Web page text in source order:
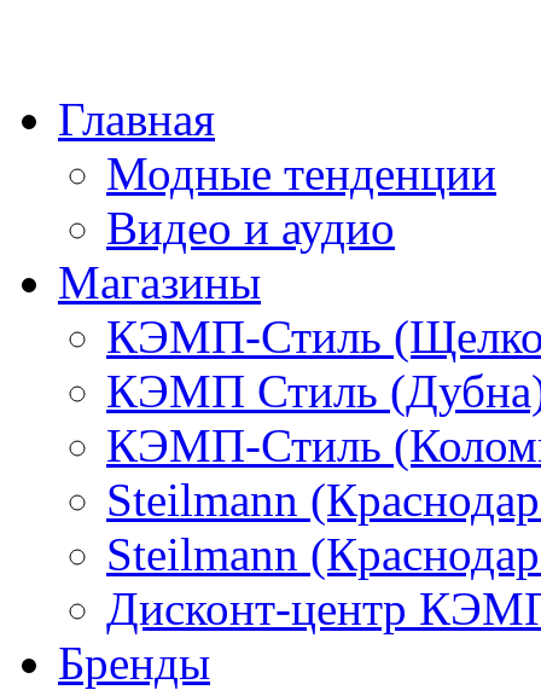
Главная
Модные тенденции
Видео и аудио
Магазины
КЭМП-Стиль
КЭМП Стиль
КЭМП-Стиль
Steilmann
Steilmann
Дисконт-центр
Бренды